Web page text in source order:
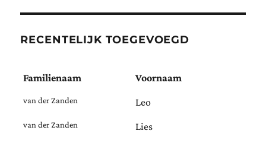
RECENTELIJK TOEGEVOEGD
Familienaam Voornaam
van der Zanden Leo
van der Zanden Lies